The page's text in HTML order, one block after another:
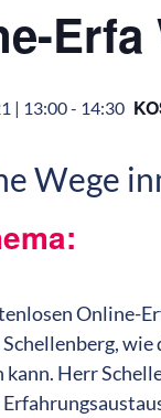
| 13:00- 14:30
Wege
Online-
Herr